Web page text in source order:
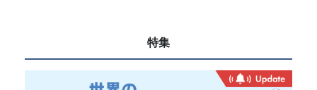
特集